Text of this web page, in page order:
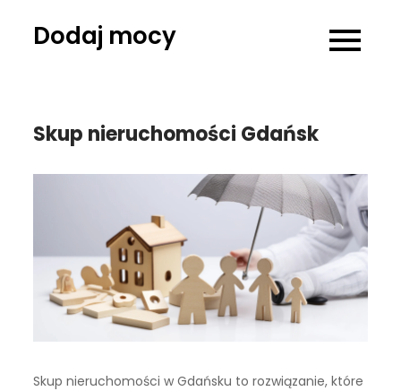
Dodaj mocy
Skup nieruchomości Gdańsk
Skup nieruchomości w Gdańsku to rozwiązanie, które